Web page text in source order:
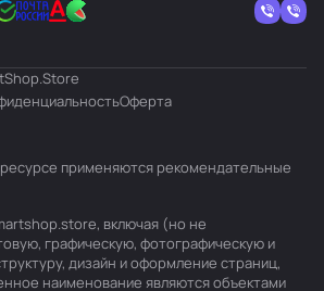
Оферта
применяются рекомендательные
включая (но не
графическую, фотографическую и
дизайн и оформление страниц,
наименование являются объектами